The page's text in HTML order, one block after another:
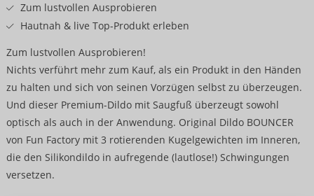
Zum lustvollen Ausprobieren
Hautnah & live Top-Produkt erleben
Zum lustvollen Ausprobieren!
Nichts verführt mehr zum Kauf, als ein Produkt in den Händen
zu halten und sich von seinen Vorzügen selbst zu überzeugen.
Und dieser Premium-Dildo mit Saugfuß überzeugt sowohl
optisch als auch in der Anwendung. Original Dildo BOUNCER
von Fun Factory mit 3 rotierenden Kugelgewichten im Inneren,
die den Silikondildo in aufregende (lautlose!) Schwingungen
versetzen.